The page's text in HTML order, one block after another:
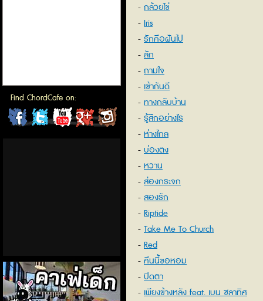
Find ChordCafe on:
ChordCafeChordCafeChordCafeChordCafeChordCafe
กล้วยไข่
Iris
รักคือฝันไป
ลัก
ถามใจ
เข้ากันดี
ทางกลับบ้าน
รู้สึกอย่างไร
ห่างไกล
บ่องตง
หวาน
ส่องกระจก
สองรัก
Riptide
Take Me To Church
Red
คืนนี้ขอหอม
ปิดตา
เพียงข้างหลัง feat. เบน ชลาทิศ